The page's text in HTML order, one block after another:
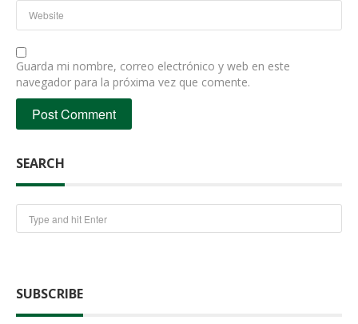
Guarda mi nombre, correo electrónico y web en este
navegador para la próxima vez que comente.
SEARCH
SUBSCRIBE